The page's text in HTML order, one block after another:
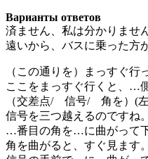
Варианты ответов
済ません、私は分かりませ
遠いから、バスに乗った方が
（この通りを）まっすぐ行
ここをまっすぐ行くと、…
（交差点/ 信号/ 角を）(左/
信号を三つ越えるのですね
…番目の角を…に曲がって下
角を曲がると、すぐ見ます。